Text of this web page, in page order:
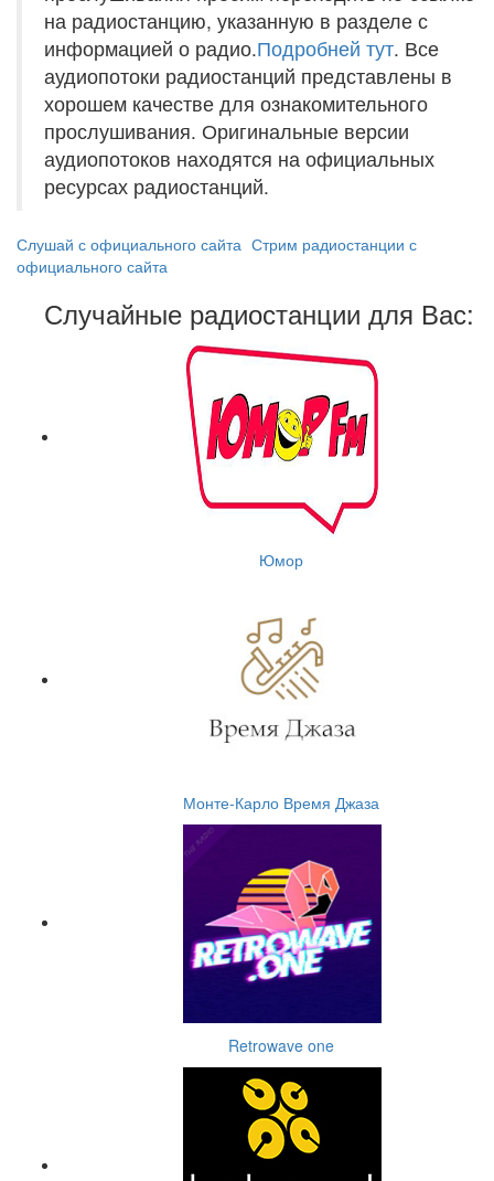
на радиостанцию, указанную в разделе с
информацией о радио.Подробней тут. Все
аудиопотоки радиостанций представлены в
хорошем качестве для ознакомительного
прослушивания. Оригинальные версии
аудиопотоков находятся на официальных
ресурсах радиостанций.
Слушай с официального сайта Стрим радиостанции с
официального сайта
Случайные радиостанции для Вас:
Юмор
Монте-Карло Время Джаза
Retrowave one